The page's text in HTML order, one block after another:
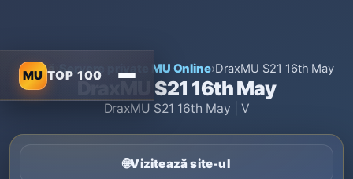
MU TOP 100
Acasă›Servere private MU Online›DraxMU S21 16th May
DraxMU S21 16th May
DraxMU S21 16th May | V
🌐Vizitează site-ul